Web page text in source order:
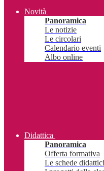
Novità
Panoramica
Le notizie
Le circolari
Calendario eventi
Albo online
Didattica
Panoramica
Offerta formativa
Le schede